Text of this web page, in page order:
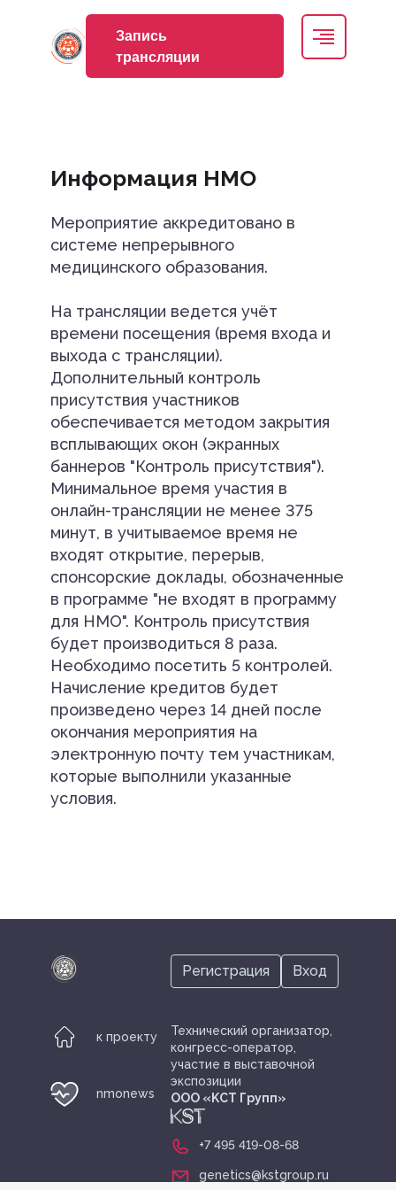
Запись
трансляции
Информация НМО
Мероприятие аккредитовано в
системе непрерывного
медицинского образования.
На трансляции ведется учёт
времени посещения (время входа и
выхода с трансляции).
Дополнительный контроль
присутствия участников
обеспечивается методом закрытия
всплывающих окон (экранных
баннеров "Контроль присутствия").
Минимальное время участия в
онлайн-трансляции не менее 375
минут, в учитываемое время не
входят открытие, перерыв,
спонсорские доклады, обозначенные
в программе "не входят в программу
для НМО". Контроль присутствия
будет производиться 8 раза.
Необходимо посетить 5 контролей.
Начисление кредитов будет
произведено через 14 дней после
окончания мероприятия на
электронную почту тем участникам,
которые выполнили указанные
условия.
к проекту
nmonews
Технический организатор,
конгресс-оператор,
участие в выставочной
экспозиции
ООО «KСТ Групп»
+7 495 419-08-68
genetics@kstgroup.ru
Регистрация Вход